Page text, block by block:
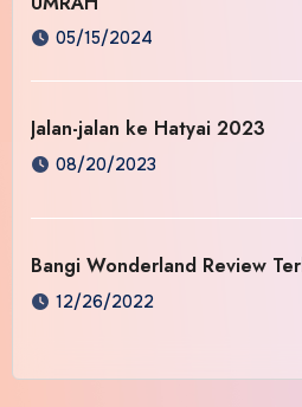
05/15/2024
Jalan-jalan ke Hatyai 2023
08/20/2023
Bangi Wonderland Review
12/26/2022